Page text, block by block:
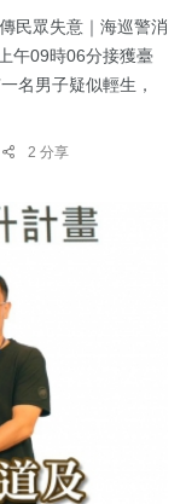
民眾失意｜海巡警消
午09時06分接獲臺
名男子疑似輕生，
2 分享